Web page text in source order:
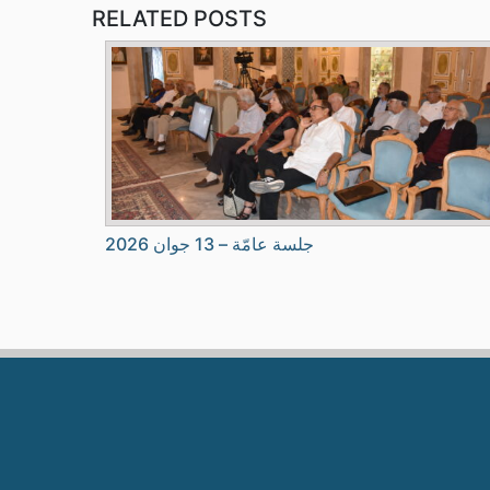
RELATED POSTS
جلسة عامّة – 13 جوان 2026